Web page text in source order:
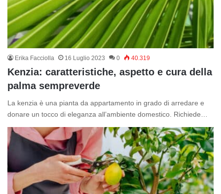
Erika Facciolla 16 Luglio 2023 0 40.319
Kenzia: caratteristiche, aspetto e cura della
palma sempreverde
La kenzia è una pianta da appartamento in grado di arredare e
donare un tocco di eleganza all’ambiente domestico. Richiede…